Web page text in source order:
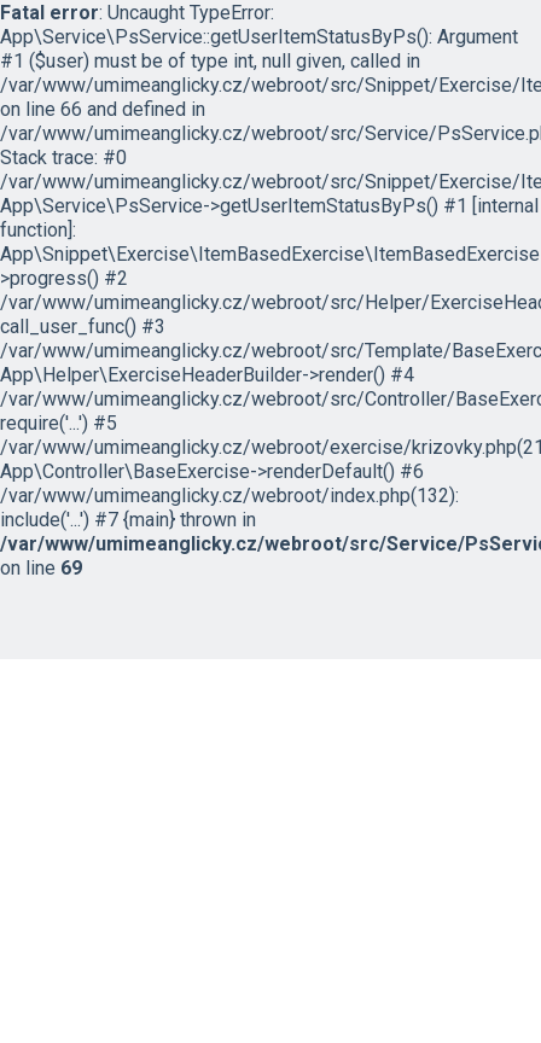
Fatal error: Uncaught TypeError:
App\Service\PsService::getUserItemStatusByPs(): Argument
#1 ($user) must be of type int, null given, called in
/var/www/umimeanglicky.cz/webroot/src/Snippet/Exercise/
on line 66 and defined in
/var/www/umimeanglicky.cz/webroot/src/Service/
Stack trace: #0
/var/www/umimeanglicky.cz/webroot/src/Snippet/Exercise/
App\Service\PsService->getUserItemStatusByPs() #1 [internal
function]:
>progress() #2
/var/www/umimeanglicky.cz/webroot/src/Helper/
call_user_func() #3
/var/www/umimeanglicky.cz/webroot/src/Template/
App\Helper\ExerciseHeaderBuilder->render() #4
/var/www/umimeanglicky.cz/webroot/src/Controller/
require('...') #5
/var/www/umimeanglicky.cz/webroot/exercise/
App\Controller\BaseExercise->renderDefault() #6
/var/www/umimeanglicky.cz/webroot/index.php(132):
include('...') #7 {main} thrown in
/var/www/umimeanglicky.cz/webroot/src/Service/
on line 69